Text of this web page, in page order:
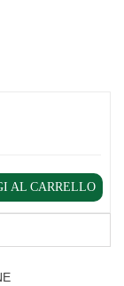
AL CARRELLO